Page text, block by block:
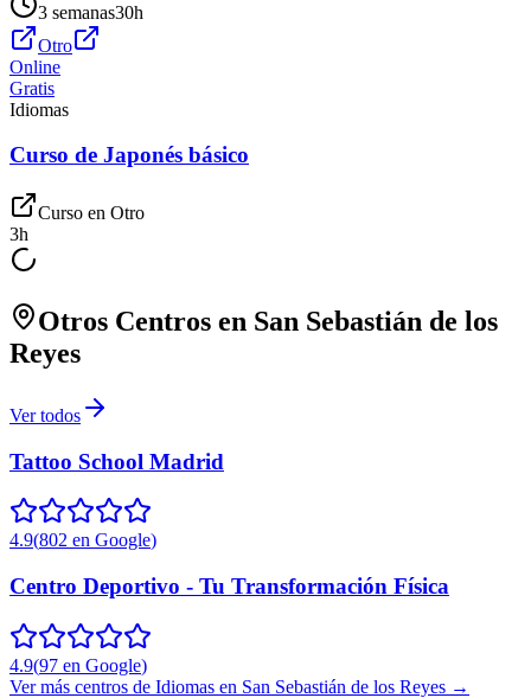
3 semanas30h
Otro
Online
Gratis
Idiomas
Curso de Japonés básico
Curso en Otro
3h
Otros Centros en San Sebastián de los
Reyes
Ver todos
Tattoo School Madrid
4.9(802 en Google)
Centro Deportivo - Tu Transformación Física
4.9(97 en Google)
Ver más centros de Idiomas en San Sebastián de los Reyes →